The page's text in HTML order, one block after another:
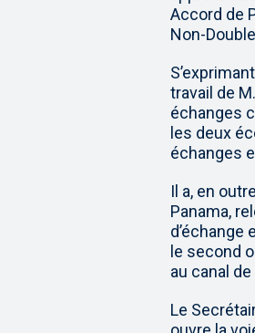
Accord de
Non-
travail de
échanges
les deux
échanges
Il a, en
Panama,
d’échange
le second
au canal
Le